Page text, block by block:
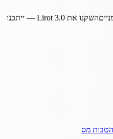
השקנו את Lirot 3.0— ייתכנו
הטבות מס